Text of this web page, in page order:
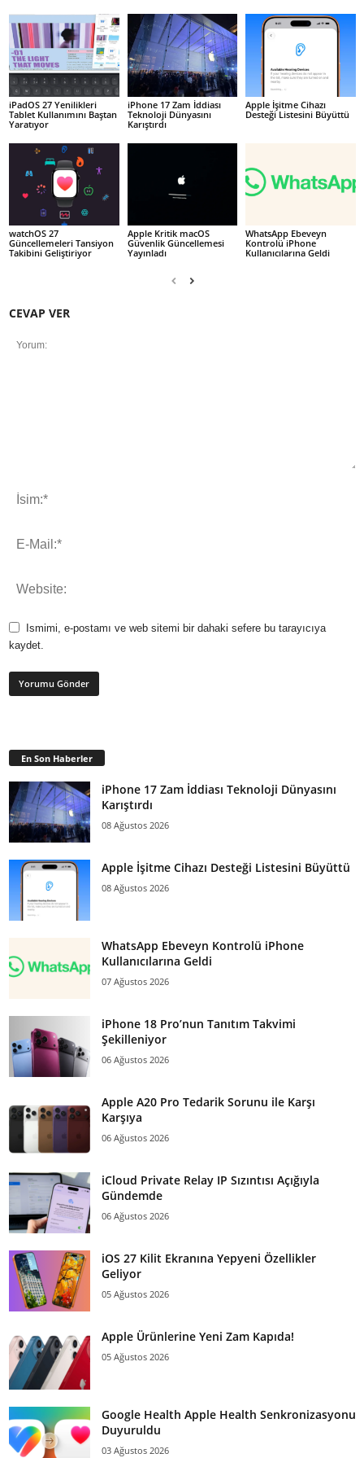
iPadOS 27 Yenilikleri
Tablet Kullanımını Baştan
Yaratıyor
iPhone 17 Zam İddiası
Teknoloji Dünyasını
Karıştırdı
Apple İşitme Cihazı
Desteği Listesini Büyüttü
watchOS 27
Güncellemeleri Tansiyon
Takibini Geliştiriyor
Apple Kritik macOS
Güvenlik Güncellemesi
Yayınladı
WhatsApp Ebeveyn
Kontrolü iPhone
Kullanıcılarına Geldi
CEVAP VER
Ismimi, e-postamı ve web sitemi bir dahaki sefere bu tarayıcıya
kaydet.
En Son Haberler
iPhone 17 Zam İddiası Teknoloji Dünyasını
Karıştırdı
08 Ağustos 2026
Apple İşitme Cihazı Desteği Listesini Büyüttü
08 Ağustos 2026
WhatsApp Ebeveyn Kontrolü iPhone
Kullanıcılarına Geldi
07 Ağustos 2026
iPhone 18 Pro’nun Tanıtım Takvimi
Şekilleniyor
06 Ağustos 2026
Apple A20 Pro Tedarik Sorunu ile Karşı
Karşıya
06 Ağustos 2026
iCloud Private Relay IP Sızıntısı Açığıyla
Gündemde
06 Ağustos 2026
iOS 27 Kilit Ekranına Yepyeni Özellikler
Geliyor
05 Ağustos 2026
Apple Ürünlerine Yeni Zam Kapıda!
05 Ağustos 2026
Google Health Apple Health Senkronizasyonu
Duyuruldu
03 Ağustos 2026